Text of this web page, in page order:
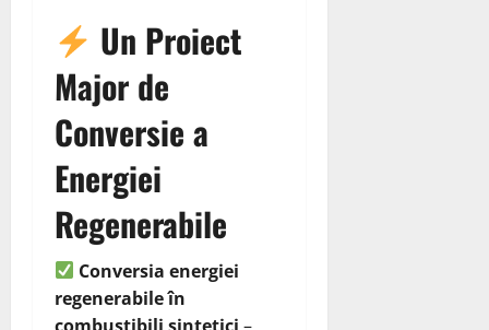
Un Proiect
Major de
Conversie a
Energiei
Regenerabile
Conversia energiei
regenerabile în
combustibili sintetici –